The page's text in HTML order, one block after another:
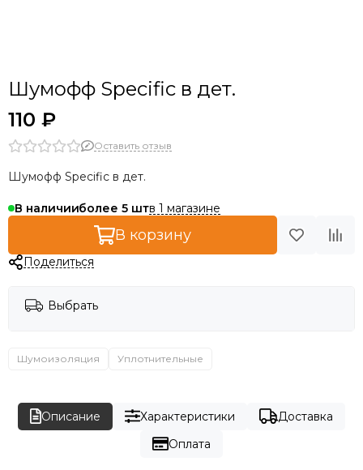
Шумофф Specific в дет.
110 ₽
Оставить отзыв
Шумофф Specific в дет.
В наличииболее 5 в 1 магазине
В корзину
Поделиться
Выбрать
Шумоизоляция Уплотнительные
Описание Характеристики
Доставка
Оплата